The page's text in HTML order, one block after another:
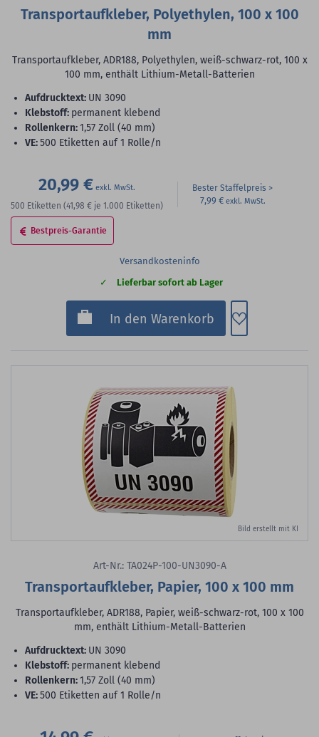
Transportaufkleber, Polyethylen, 100 x 100
mm
Transportaufkleber, ADR188, Polyethylen, weiß-schwarz-rot, 100 x
100 mm, enthält Lithium-Metall-Batterien
Aufdrucktext: UN 3090
Klebstoff: permanent klebend
Rollenkern:1,57 Zoll (40 mm)
VE:500 Etiketten auf 1 Rolle/n
20,99 €
500 Etiketten (41,98 € je 1.000 Etiketten)
Bester Staffelpreis
7,99 €
Bestpreis-Garantie
Versandkosteninfo
Lieferbar sofort ab Lager
In den Warenkorb Zum
Bild erstellt mit KI
Art-Nr.: TA024P-100-UN3090-A
Transportaufkleber, Papier, 100 x 100 mm
Transportaufkleber, ADR188, Papier, weiß-schwarz-rot, 100 x 100
mm, enthält Lithium-Metall-Batterien
Aufdrucktext: UN 3090
Klebstoff: permanent klebend
Rollenkern:1,57 Zoll (40 mm)
VE:500 Etiketten auf 1 Rolle/n